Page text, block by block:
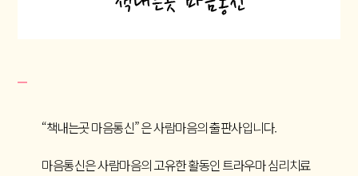
“책내는곳 마음통신” 은 사람마음의 출판사입니다.
마음통신은 사람마음의 고유한 활동인 트라우마 심리치료